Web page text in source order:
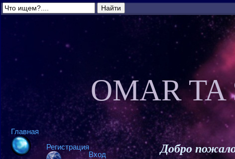
Главная
Регистрация
Вход
OMAR TA
Добро